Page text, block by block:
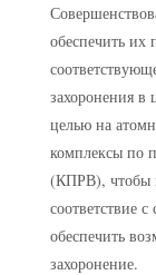
обеспечить их
захоронения в
целью на
комплексы по
(КПРВ), чтобы
соответствие
обеспечить
захоронение.